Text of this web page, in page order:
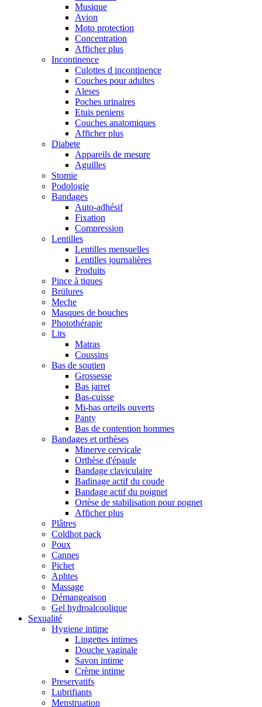
Musique
Avion
Moto protection
Concentration
Afficher plus
Incontinence
Culottes d incontinence
Couches pour adultes
Aleses
Poches urinaires
Etuis peniens
Couches anatomiques
Afficher plus
Diabete
Appareils de mesure
Aguilles
Stomie
Podologie
Bandages
Auto-adhésif
Fixation
Compression
Lentilles
Lentilles mensuelles
Lentilles journalières
Produits
Pince à tiques
Brülures
Meche
Masques de bouches
Photothérapie
Lits
Matras
Coussins
Bas de soutien
Grossesse
Bas jarret
Bas-cuisse
Mi-bas orteils ouverts
Panty
Bas de contention hommes
Bandages et orthèses
Minerve cervicale
Orthèse d'épaule
Bandage claviculaire
Badinage actif du coude
Bandage actif du poignet
Ortèse de stabilisation pour pognet
Afficher plus
Plâtres
Coldhot pack
Poux
Cannes
Pichet
Aphtes
Massage
Démangeaison
Gel hydroalcoolique
Sexualité
Hygiene intime
Lingettes intimes
Douche vaginale
Savon intime
Crème intime
Preservatifs
Lubrifiants
Menstruation